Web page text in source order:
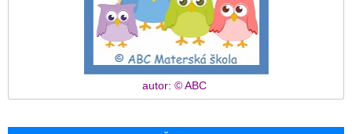
autor: © ABC